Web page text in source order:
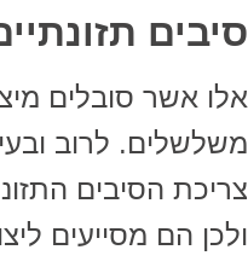
סיבים
אלו אשר סובלים
משלשלים. לרוב
צריכת הסיבים
ולכן הם מסייעים